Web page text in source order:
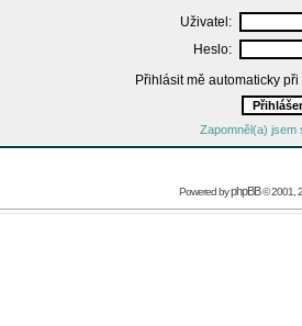
Uživatel:
Heslo:
Přihlásit mě automaticky
Zapomněl(a) jsem
Powered byphpBB© 2001,